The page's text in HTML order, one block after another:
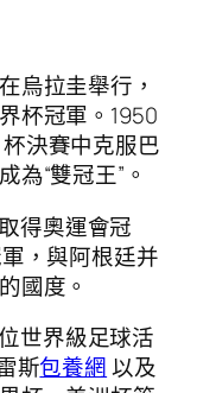
烏拉圭舉行，
杯冠軍。1950
杯決賽中克服巴
為“雙冠王”。
得奧運會冠
，與阿根廷并
國度。
世界級足球活
斯包養網以及